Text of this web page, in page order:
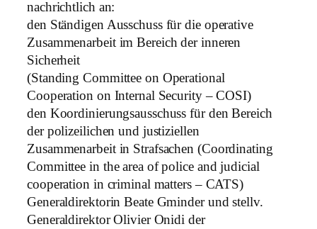
nachrichtlich an:
den Ständigen Ausschuss für die operative
Zusammenarbeit im Bereich der inneren
Sicherheit
(Standing Committee on Operational
Cooperation on Internal Security – COSI)
den Koordinierungsausschuss für den Bereich
der polizeilichen und justiziellen
Zusammenarbeit in Strafsachen (Coordinating
Committee in the area of police and judicial
cooperation in criminal matters – CATS)
Generaldirektorin Beate Gminder und stellv.
Generaldirektor Olivier Onidi der